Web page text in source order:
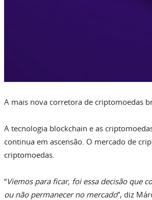
A mais nova corretora de criptomoedas
A tecnologia blockchain e as
continua em ascensão. O mercado de
criptomoedas.
“Viemos para ficar, foi essa decisão que
ou não permanecer no mercado”, diz